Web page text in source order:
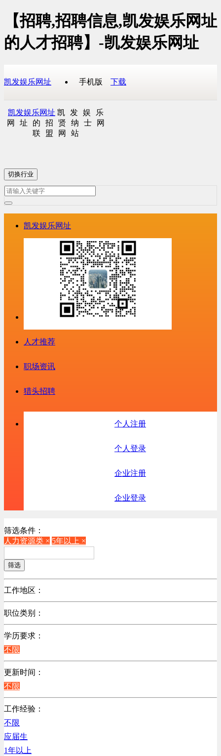
【招聘,招聘信息,凯发娱乐网址
的人才招聘】-凯发娱乐网址
凯发娱乐网址 手机版 下载
凯发娱乐网址 凯发娱乐
网址的招贤纳士网
联盟网站
切换行业
凯发娱乐网址
人才推荐
职场资讯
猎头招聘
个人注册
个人登录
企业注册
企业登录
筛选条件：
人力资源类 × 5年以上 ×
筛选
工作地区：
不限
职位类别：
不限
机械制造/仪器仪表类
计算机硬件类
销售管理类
计算机软件类
贸易/物流/仓储/采购类
客服及凯发娱乐网址的技术支持类
高级管理类
电子/电器/半导体类
电力电气/能源/自动化
学历要求：
不限
更新时间：
不限
工作经验：
不限
应届生
1年以上